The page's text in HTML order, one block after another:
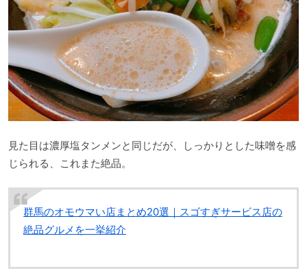
見た目は濃厚塩タンメンと同じだが、しっかりとした味噌を感
じられる、これまた絶品。
群馬のオモウマい店まとめ20選｜スゴすぎサービス店の
絶品グルメを一挙紹介